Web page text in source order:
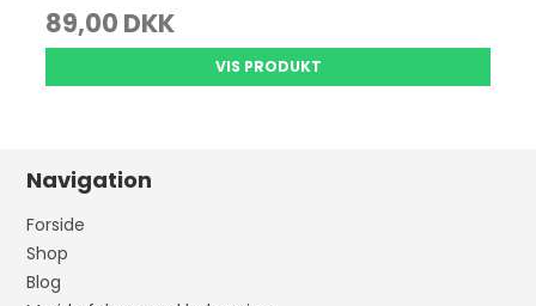
89,00 DKK
VIS PRODUKT
Navigation
Forside
Shop
Blog